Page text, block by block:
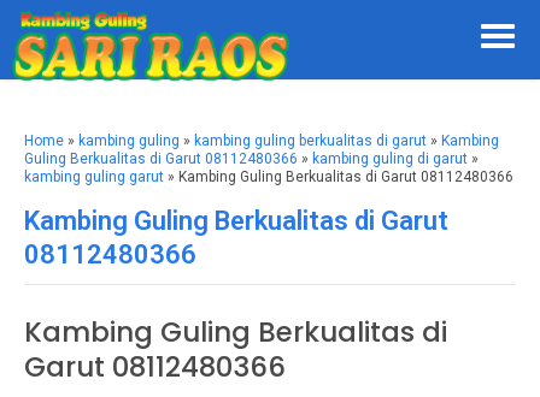
Home » kambing guling » kambing guling berkualitas di garut » Kambing
Guling Berkualitas di Garut 08112480366 » kambing guling di garut »
kambing guling garut » Kambing Guling Berkualitas di Garut 08112480366
Kambing Guling Berkualitas di Garut
08112480366
Kambing Guling Berkualitas di
Garut 08112480366